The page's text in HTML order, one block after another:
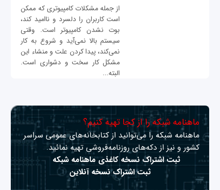
از جمله مشکلات کامپیوتری که ممکن
است کاربران را دلسرد و ناامید ‌کند،
بوت نشدن کامپیوتر است. وقتی
سیستم بالا نمی‌آید و شروع به کار
نمی‌کند، پیدا کردن علت و منشاء این
مشکل کار سخت و دشواری است.
البته...
ماهنامه شبکه را از کجا تهیه کنیم؟
ماهنامه شبکه را می‌توانید از کتابخانه‌های عمومی سراسر
کشور و نیز از دکه‌های روزنامه‌فروشی تهیه نمائید.
ثبت اشتراک نسخه کاغذی ماهنامه شبکه
ثبت اشتراک نسخه آنلاین